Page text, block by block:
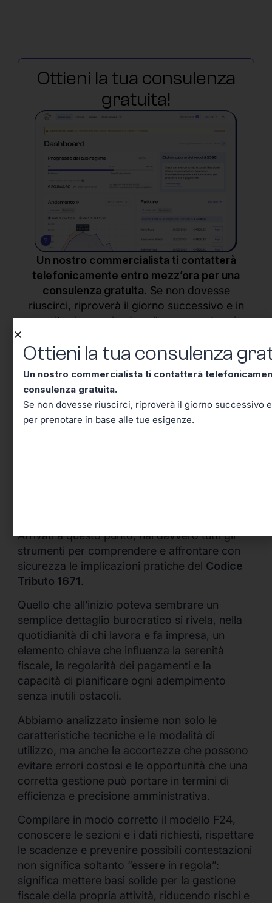
Ottieni la tua consulenza
gratuita!
Un nostro commercialista ti contatterà
telefonicamente entro mezz’ora per una
consulenza gratuita. Se non dovesse
riuscirci, riproverà il giorno successivo e in
seguito riceverai un’email per prenotare in
Arrivati a questo punto, hai davvero tutti gli
strumenti per comprendere e affrontare con
sicurezza le implicazioni pratiche del Codice
Tributo 1671.
Quello che all’inizio poteva sembrare un
semplice dettaglio burocratico si rivela, nella
quotidianità di chi lavora e fa impresa, un
elemento chiave che influenza la serenità
fiscale, la regolarità dei pagamenti e la
capacità di pianificare ogni adempimento
senza inutili ostacoli.
Abbiamo analizzato insieme non solo le
caratteristiche tecniche e le modalità di
utilizzo, ma anche le accortezze che possono
evitare errori costosi e le opportunità che una
corretta gestione può portare in termini di
efficienza e precisione amministrativa.
Compilare in modo corretto il modello F24,
conoscere le sezioni e i dati richiesti, rispettare
le scadenze e prevenire possibili contestazioni
non significa soltanto “essere in regola”:
significa mettere basi solide per la gestione
fiscale della propria attività, riducendo rischi e
Ottieni la tua consulenza
Un nostro commercialista ti contatterà
consulenza gratuita.
Se non dovesse riuscirci, riproverà il giorno successivo
per prenotare in base alle tue esigenze.